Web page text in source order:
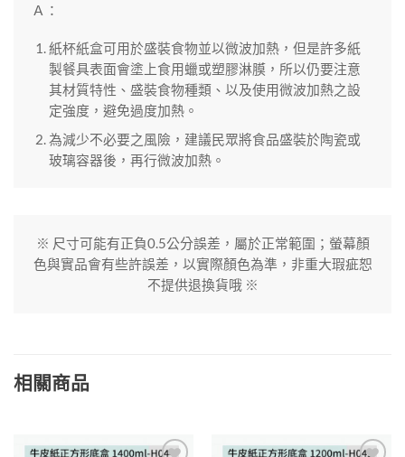
Ａ：
紙杯紙盒可用於盛裝食物並以微波加熱，但是許多紙
製餐具表面會塗上食用蠟或塑膠淋膜，所以仍要注意
其材質特性、盛裝食物種類、以及使用微波加熱之設
定強度，避免過度加熱。
為減少不必要之風險，建議民眾將食品盛裝於陶瓷或
玻璃容器後，再行微波加熱。
※ 尺寸可能有正負0.5公分誤差，屬於正常範圍；螢幕顏
色與實品會有些許誤差，以實際顏色為準，非重大瑕疵恕
不提供退換貨哦 ※
相關商品